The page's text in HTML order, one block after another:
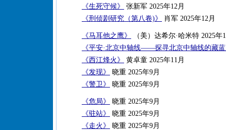
《生死守候》
张新军 2025年12月
《刑侦剧研究（第八卷)》
肖军 2025年12月
《马耳他之鹰》
（美）达希尔·哈米特 2025年
《平安·北京中轴线——探寻北京中轴线的藏
《西江烽火》
黄卓童 2025年11月
《发现》
晓重 2025年9月
《警卫》
晓重 2025年9月
《危局》
晓重 2025年9月
《驻站》
晓重 2025年9月
《走火》
晓重 2025年9月